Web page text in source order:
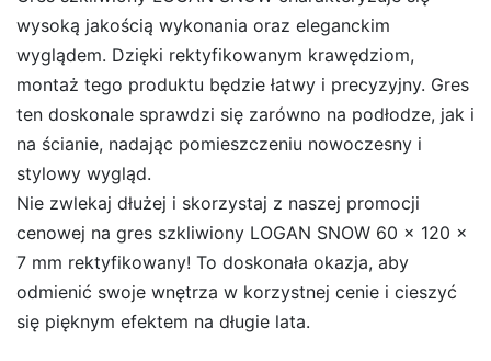
wysoką jakością wykonania oraz eleganckim
wyglądem. Dzięki rektyfikowanym krawędziom,
montaż tego produktu będzie łatwy i precyzyjny. Gres
ten doskonale sprawdzi się zarówno na podłodze, jak i
na ścianie, nadając pomieszczeniu nowoczesny i
stylowy wygląd.
Nie zwlekaj dłużej i skorzystaj z naszej promocji
cenowej na gres szkliwiony LOGAN SNOW 60 x 120 x
7 mm rektyfikowany! To doskonała okazja, aby
odmienić swoje wnętrza w korzystnej cenie i cieszyć
się pięknym efektem na długie lata.